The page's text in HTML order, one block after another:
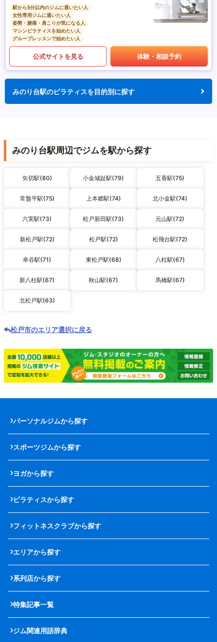
駅から5分以内のジムに通いたい人
女性専用ジムに通いたい人
姿勢・腰痛・肩こりが気になる人
マシンピラティスを始めたい人
グループレッスンで始めたい人
公式サイトを見る 体験・相談予約
みのり台駅のピラティスを目的別に探す
みのり台駅周辺でジムを駅から探す
矢切駅(80) 小金城趾駅(79) 五香駅(75)
常盤平駅(75) 上本郷駅(74) 北小金駅(74)
六実駅(73) 松戸新田駅(73) 元山駅(72)
新松戸駅(72) 松戸駅(72) 松飛台駅(72)
幸谷駅(71) 東松戸駅(68) 八柱駅(67)
新八柱駅(67) 秋山駅(67) 馬橋駅(67)
北松戸駅(63)
松戸市のエリア選択に戻る
パーソナルジムから探す
スポーツジムから探す
ヨガから探す
ピラティスから探す
フィットネスクラブから探す
エリアから探す
系列店から探す
特集記事一覧
ジム関連用語辞典